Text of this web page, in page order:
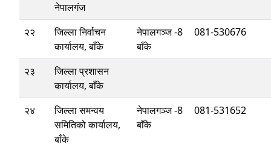
नेपालगंज
२२
जिल्ला निर्वाचन
कार्यालय, बाँके
नेपालगञ्ज -8
बाँके
081-530676
२३
जिल्ला प्रशासन
कार्यालय, बाँके
२४
जिल्ला समन्वय
समितिको कार्यालय,
बाँके
नेपालगञ्ज -8
बाँके
081-531652